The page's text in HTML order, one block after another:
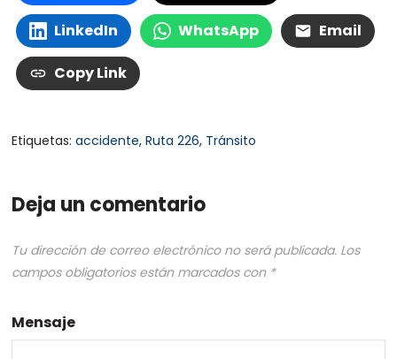
LinkedIn WhatsApp Email
Copy Link
Etiquetas:accidente,Ruta 226, Tránsito
Deja un comentario
Tu dirección de correo electrónico no será publicada. Los
campos obligatorios están marcados con *
Mensaje